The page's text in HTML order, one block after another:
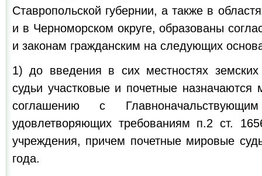
Ставропольской губернии, а также в
и в Черноморском округе, образованы
и законам гражданским на следующих
1) до введения в сих местностях
судьи участковые и почетные назначаются
соглашению с
удовлетворяющих требованиям п.2 ст.
учреждения, причем почетные мировые
года.